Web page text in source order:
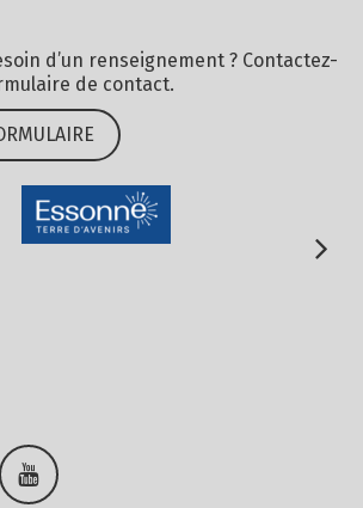
d’un renseignement ? Contactez-
de contact.
Lien